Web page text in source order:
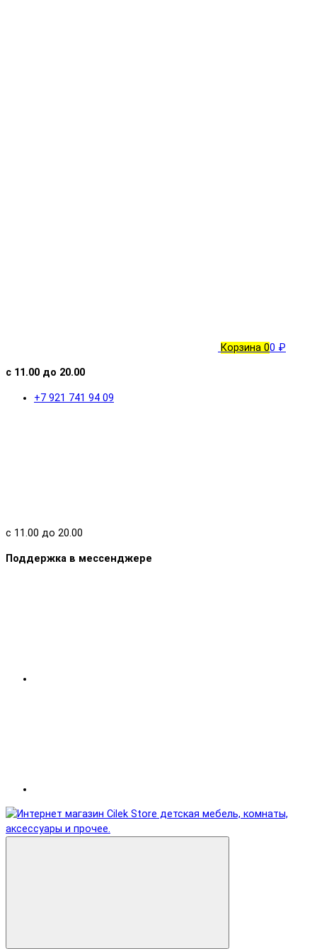
Корзина 00 ₽
с 11.00 до 20.00
+7 921 741 94 09
с 11.00 до 20.00
Поддержка в мессенджере